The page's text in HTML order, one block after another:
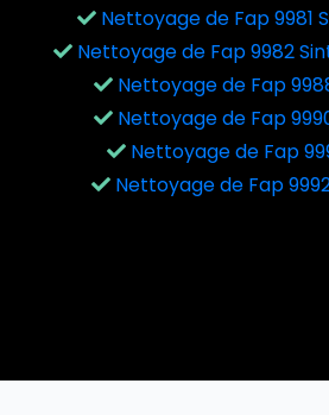
Nettoyage de Fap 9981
Nettoyage de Fap 9982
Nettoyage de Fap
Nettoyage de Fap
Nettoyage de Fap
Nettoyage de Fap